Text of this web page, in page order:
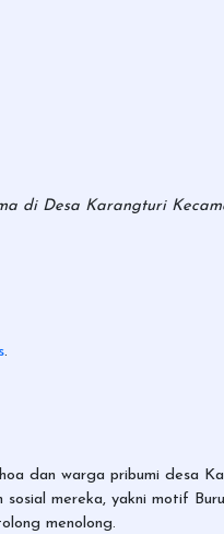
di Desa Karangturi
.
dan warga pribumi desa
mereka, yakni motif
menolong.